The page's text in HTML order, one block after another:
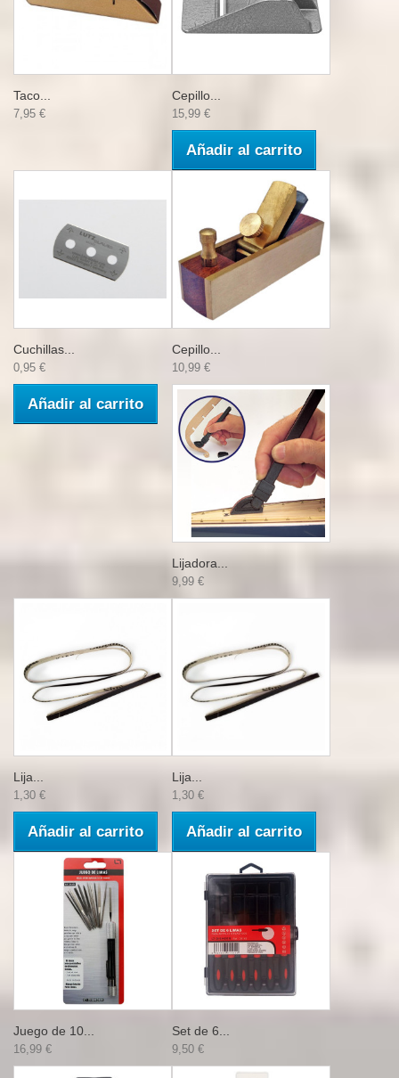
Taco...
7,95 €
Cepillo...
15,99 €
Añadir al carrito
Cuchillas...
0,95 €
Añadir al carrito
Cepillo...
10,99 €
Lijadora...
9,99 €
Lija...
1,30 €
Añadir al carrito
Lija...
1,30 €
Añadir al carrito
Juego de 10...
16,99 €
Set de 6...
9,50 €